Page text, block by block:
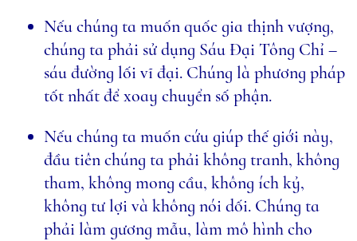
Nếu chúng ta muốn quốc gia thịnh vượng,
chúng ta phải sử dụng Sáu Ðại Tông Chỉ –
sáu đường lối vĩ đại. Chúng là phương pháp
tốt nhất để xoay chuyển số phận.
Nếu chúng ta muốn cứu giúp thế giới này,
đầu tiên chúng ta phải không tranh, không
tham, không mong cầu, không ích kỷ,
không tư lợi và không nói dối. Chúng ta
phải làm gương mẫu, làm mô hình cho